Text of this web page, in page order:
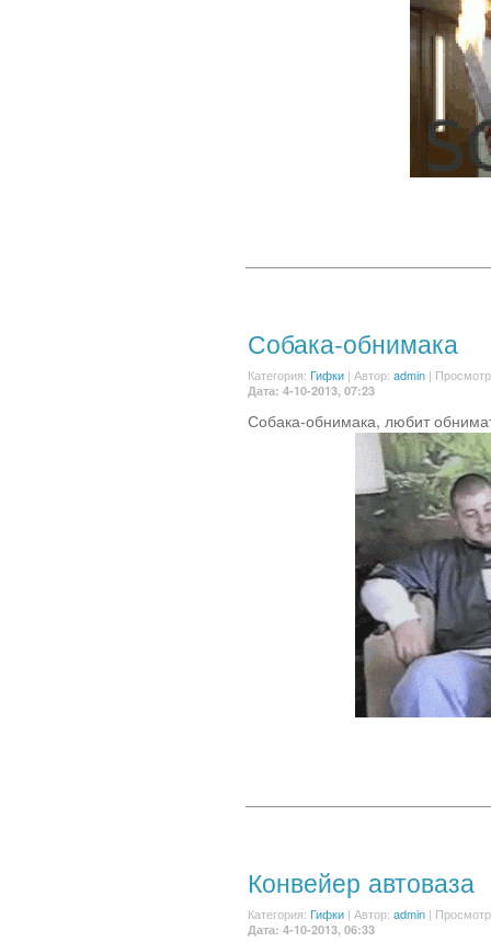
Собака-обнимака
Категория: Гифки | Автор: admin |
Дата: 4-10-2013, 07:23
Собака-обнимака, любит
Конвейер автоваза
Категория: Гифки | Автор: admin |
Дата: 4-10-2013, 06:33